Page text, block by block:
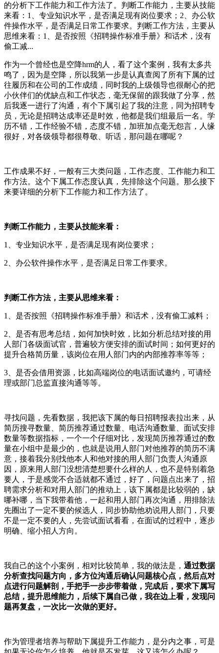
的分析下工作能力和工作方法了。判断工作能力，主要从技能
来看：1、专业知识水平，是否满足现有岗位要求；2、办公软
件操作水平，是否满足日常工作要求。判断工作方法，主要从
思维来看：1、是否按照《招聘操作标准手册》和话术，没有
偷工减...
作为一个曾经也是空降hrm的人，看了这个案例，我有太多共
鸣了，因为是空降，所以我第一步是认真查阅了所有下属的过
往履历和在公司的工作成绩，同时我的上级领导也很耐心的把
小伙伴们的优缺点和工作状态，毫无保留的跟我做了分享，然
后我逐一进行了沟通，有个下属引起了我的注意，同为招聘专
员，无论是招聘达成率还是时效，他都是我们组最后一名。学
历不错，工作经验不错，态度不错，加班加点毫无怨言，人缘
很好，对各级领导都很尊敬、听话，那问题在哪呢？
工作成果不好，一般有三大类问题，工作态度、工作能力和工
作方法。这个下属工作态度认真，先排除这个问题。那么接下
来要详细的分析下工作能力和工作方法了。
判断工作能力，主要从技能来看：
1、专业知识水平，是否满足现有岗位要求；
2、办公软件操作水平，是否满足日常工作要求。
判断工作方法，主要从思维来看：
1、是否按照《招聘操作标准手册》和话术，没有偷工减料；
2、是否有思考总结，如何加快时效，比如分析总结对接的用
人部门各级面试官，普遍较方便安排的面试时间；如何更好的
提升合格简历量，该岗位在用人部门内的内部推荐率等等；
3、是否会借用资源，比如高端岗位的电话面试邀约，可请经
理或部门总监直接沟通等等。
寻找问题，先看数据，我把该下属的每日招聘报表拉出来，从
简历搜寻数量、简历推荐通过数量、电话沟通数量、面试安排
数量等数据指标，一个一个仔细对比，发现简历推荐通过的数
量在小组中是最少的，也就是说用人部门对他推荐的简历不满
意，接着我分别找他本人和他对接的用人部门负责人沟通原
因，原来用人部门没想清楚想要什么样的人，也不是特别着急
要人，于是感觉不合适就都不通过，好了，问题点出来了，招
聘需求分析和对用人部门的推动上，该下属都是比较弱的，缺
哪补哪，当下我带着他，一起和用人部门再次沟通，用排除法
先圈出了一定不要的候选人，同步协助他劝说用人部门，只要
不是一定不要的人，先尝试面试看看，在面试的过程中，逐步
明确、缩小招人方向。
我自己的这个小案例，相对比较简单，我的做法是， 通过数据
分析查找问题方向，多方位沟通后确认问题核心点，然后点对
点进行问题解剖，手把手一步步带着做，完成后，要求下属写
总结，提升思维能力，后续下属自己做，我在边上看，发现问
题再复盘，一次比一次做的更好。
作为管理者培养与帮助下属提升工作能力，是分内之事，可是